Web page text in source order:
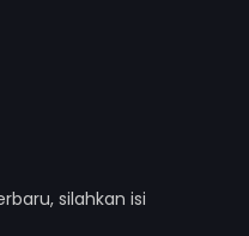
silahkan isi